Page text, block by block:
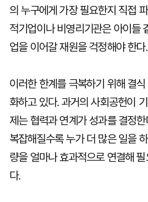
의 누구에게 가장 필요한지 직접
적기업이나 비영리기관은 아이들
업을 이어갈 재원을 걱정해야 한다.
이러한 한계를 극복하기 위해 결
화하고 있다. 과거의 사회공헌이
제는 협력과 연계가 성과를 결정
복잡해질수록 누가 더 많은 일을
량을 얼마나 효과적으로 연결해
다.